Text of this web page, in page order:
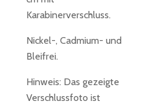
Karabinerverschluss.
Nickel-, Cadmium- und
Bleifrei.
Hinweis: Das gezeigte
Verschlussfoto ist